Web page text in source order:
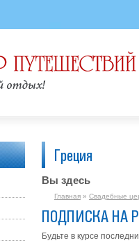
Греция
Вы здесь
Главная » Свадебные
ПОДПИСКА НА
Будьте в курсе